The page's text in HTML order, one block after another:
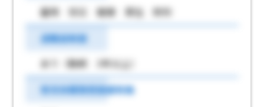
雇用 労災 健康 厚生 財形
退職金制度
あり（勤続 3年以上）
育児休業取得実績有無